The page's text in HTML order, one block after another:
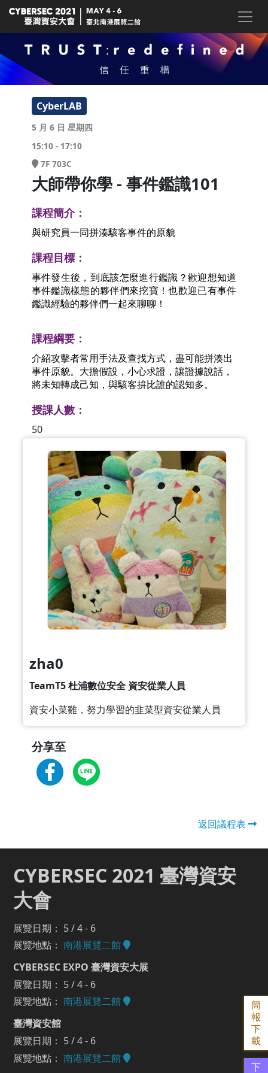
CyberLAB
5 月 6 日 星期四
15:10 - 17:10
7F 703C
大師帶你學 - 事件鑑識101
課程簡介：
與研究員一同拼湊駭客事件的原貌
課程目標：
事件發生後，到底該怎麼進行鑑識？歡迎想知道
事件鑑識樣態的夥伴們來挖寶！也歡迎已有事件
鑑識經驗的夥伴們一起來聊聊！
課程綱要：
介紹攻擊者常用手法及查找方式，盡可能拼湊出
事件原貌。大擔假設，小心求證，讓證據說話，
將未知轉成己知，與駭客拚比誰的認知多。
授課人數：
50
zha0
TeamT5 杜浦數位安全 資安從業人員
資安小菜雞，努力學習的韭菜型資安從業人員
分享至
返回議程表
下
簡
報
下
載
CYBERSEC 2021 臺灣資安
大會
展覽日期： 5 / 4 - 6
展覽地點： 南港展覽二館
CYBERSEC EXPO 臺灣資安大展
展覽日期： 5 / 4 - 6
展覽地點： 南港展覽二館
臺灣資安館
展覽日期： 5 / 4 - 6
展覽地點： 南港展覽二館